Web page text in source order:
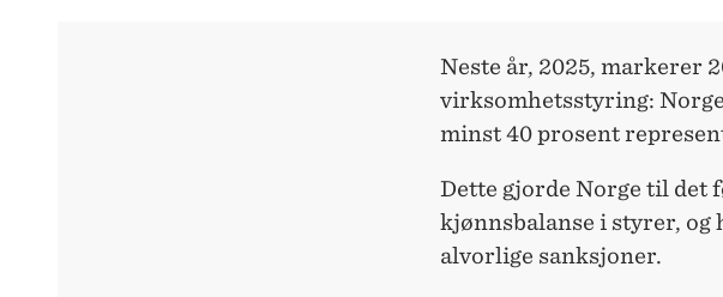
Neste år, 2025, markerer
virksomhetsstyring:
minst 40 prosent
Dette gjorde Norge til det
kjønnsbalanse i styrer, og
alvorlige sanksjoner.